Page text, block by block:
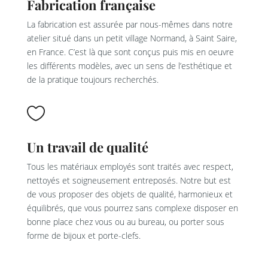
Fabrication française
La fabrication est assurée par nous-mêmes dans notre
atelier situé dans un petit village Normand, à Saint Saire,
en France. C’est là que sont conçus puis mis en oeuvre
les différents modèles, avec un sens de l’esthétique et
de la pratique toujours recherchés.

Un travail de qualité
Tous les matériaux employés sont traités avec respect,
nettoyés et soigneusement entreposés. Notre but est
de vous proposer des objets de qualité, harmonieux et
équilibrés, que vous pourrez sans complexe disposer en
bonne place chez vous ou au bureau, ou porter sous
forme de bijoux et porte-clefs.